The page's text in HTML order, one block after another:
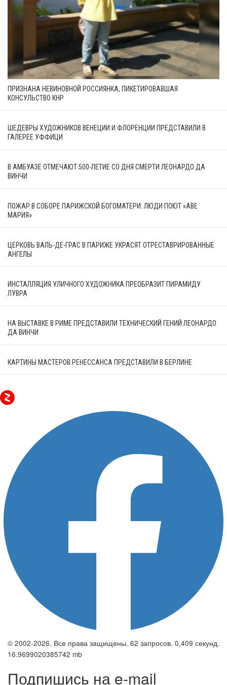
ПРИЗНАНА НЕВИНОВНОЙ РОССИЯНКА, ПИКЕТИРОВАВШАЯ
КОНСУЛЬСТВО КНР
ШЕДЕВРЫ ХУДОЖНИКОВ ВЕНЕЦИИ И ФЛОРЕНЦИИ ПРЕДСТАВИЛИ В
ГАЛЕРЕЕ УФФИЦИ
В АМБУАЗЕ ОТМЕЧАЮТ 500-ЛЕТИЕ СО ДНЯ СМЕРТИ ЛЕОНАРДО ДА
ВИНЧИ
ПОЖАР В СОБОРЕ ПАРИЖСКОЙ БОГОМАТЕРИ: ЛЮДИ ПОЮТ «АВЕ
МАРИЯ»
ЦЕРКОВЬ ВАЛЬ-ДЕ-ГРАС В ПАРИЖЕ УКРАСЯТ ОТРЕСТАВРИРОВАННЫЕ
АНГЕЛЫ
ИНСТАЛЛЯЦИЯ УЛИЧНОГО ХУДОЖНИКА ПРЕОБРАЗИТ ПИРАМИДУ
ЛУВРА
НА ВЫСТАВКЕ В РИМЕ ПРЕДСТАВИЛИ ТЕХНИЧЕСКИЙ ГЕНИЙ ЛЕОНАРДО
ДА ВИНЧИ
КАРТИНЫ МАСТЕРОВ РЕНЕССАНСА ПРЕДСТАВИЛИ В БЕРЛИНЕ
© 2002-2026. Все права защищены. 62 запросов. 0,409 секунд.
16.9699020385742 mb
Подпишись на e-mail